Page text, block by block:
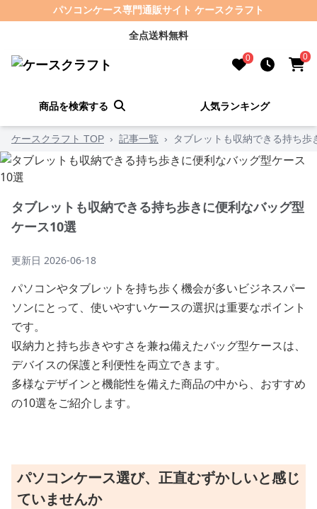
パソコンケース専門通販サイト ケースクラフト
全点送料無料
0 0
商品を検索する 人気ランキング
ケースクラフト TOP › 記事一覧 › タブレットも収納できる持ち
タブレットも収納できる持ち歩きに便利なバッグ型
ケース10選
更新日 2026-06-18
パソコンやタブレットを持ち歩く機会が多いビジネスパー
ソンにとって、使いやすいケースの選択は重要なポイント
です。
収納力と持ち歩きやすさを兼ね備えたバッグ型ケースは、
デバイスの保護と利便性を両立できます。
多様なデザインと機能性を備えた商品の中から、おすすめ
の10選をご紹介します。
パソコンケース選び、正直むずかしいと感じ
ていませんか